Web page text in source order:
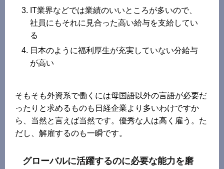
IT業界などでは業績のいいところが多いので、
社員にもそれに見合った高い給与を支給してい
る
日本のように福利厚生が充実していない分給与
が高い
そもそも外資系で働くには母国語以外の言語が必要だ
ったりと求めるものも日経企業より多いわけですか
ら、当然と言えば当然です。優秀な人は高く雇う。た
だし、解雇するのも一瞬です。
グローバルに活躍するのに必要な能力を磨